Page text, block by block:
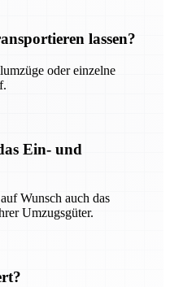
lassen?
oder einzelne
Ein- und
Wunsch auch das
Umzugsgüter.